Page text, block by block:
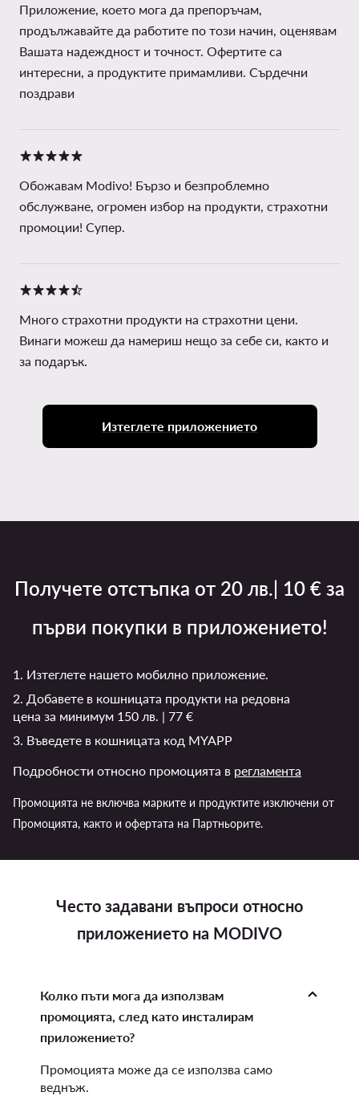
Приложение, което мога да препоръчам,
продължавайте да работите по този начин, оценявам
Вашата надеждност и точност. Офертите са
интересни, а продуктите примамливи. Сърдечни
поздрави
Обожавам Modivo! Бързо и безпроблемно
обслужване, огромен избор на продукти, страхотни
промоции! Супер.
Много страхотни продукти на страхотни цени.
Винаги можеш да намериш нещо за себе си, както и
за подарък.
Изтеглете приложението
Често задавани въпроси относно
приложението на MODIVO
Колко пъти мога да използвам
промоцията, след като инсталирам
приложението?
Промоцията може да се използва само
веднъж.
Получете отстъпка от 20 лв.| 10 € за
първи покупки в приложението!
1. Изтеглете нашето мобилно приложение.
2. Добавете в кошницата продукти на редовна
цена за минимум 150 лв. | 77 €
3. Въведете в кошницата код MYAPP
Подробности относно промоцията в регламента
Промоцията не включва марките и продуктите изключени от
Промоцията, както и офертата на Партньорите.